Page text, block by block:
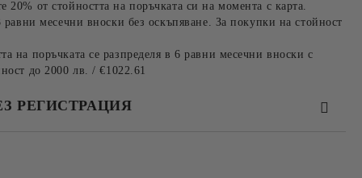
от стойността на поръчката си на момента с карта.
равни месечни вноски без оскъпяване. За покупки на стойност
на поръчката се разпределя в 6 равни месечни вноски с
до 2000 лв. / €1022.61
РЕГИСТРАЦИЯ